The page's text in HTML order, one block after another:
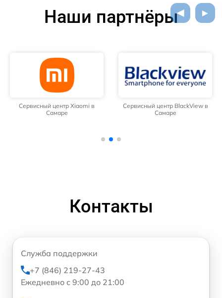
Наши партнёры
Сервисный центр Xiaomi в
Самаре
Сервисный центр BlackView в
Самаре
Контакты
Служба поддержки
+7 (846) 219-27-43
Ежедневно с 9:00 до 21:00